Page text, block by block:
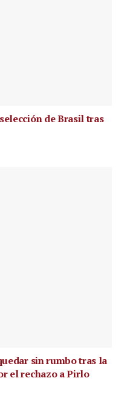
de Brasil tras
sin rumbo tras la
el rechazo a Pirlo